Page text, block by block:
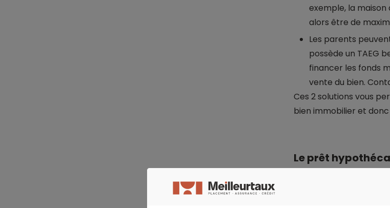
exemple, la
alors être de
Les parents
possède un TAEG
financer les fonds
vente du bien.
Ces 2 solutions vous
bien immobilier et
Le prêt